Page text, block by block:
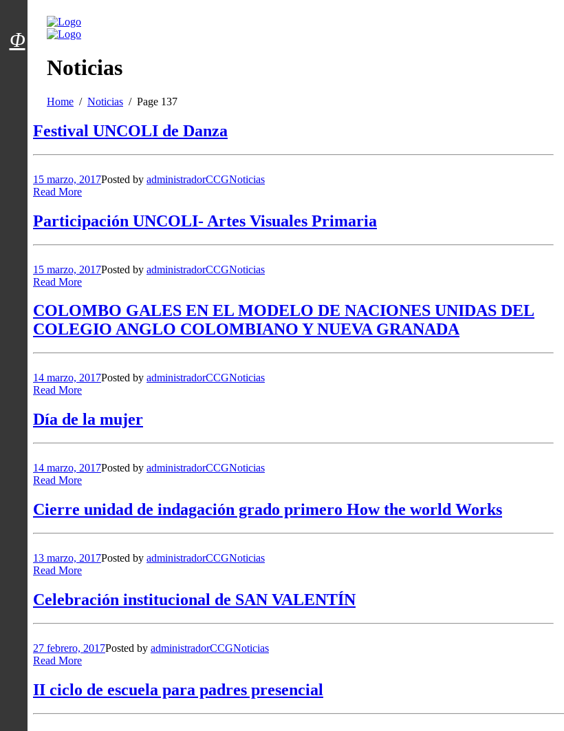
Menú usuarios
Noticias
Home Noticias Page 137
Festival UNCOLI de Danza
15 marzo, 2017Posted by administradorCCGNoticias
Read More
Participación UNCOLI- Artes Visuales Primaria
15 marzo, 2017Posted by administradorCCGNoticias
Read More
COLOMBO GALES EN EL MODELO DE NACIONES UNIDAS DEL
COLEGIO ANGLO COLOMBIANO Y NUEVA GRANADA
14 marzo, 2017Posted by administradorCCGNoticias
Read More
Día de la mujer
14 marzo, 2017Posted by administradorCCGNoticias
Read More
Cierre unidad de indagación grado primero How the world Works
13 marzo, 2017Posted by administradorCCGNoticias
Read More
Celebración institucional de SAN VALENTÍN
27 febrero, 2017Posted by administradorCCGNoticias
Read More
II ciclo de escuela para padres presencial
Φ